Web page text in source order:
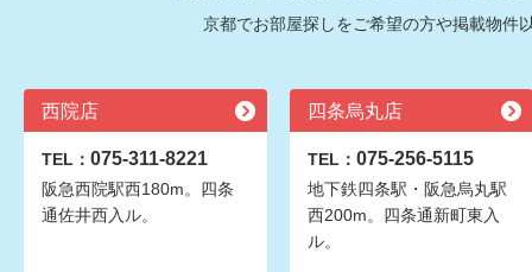
京都でお部屋探しをご希望の方や掲載物件
西院店
TEL： 075-311-8221
阪急西院駅西180m。四条
通佐井西入ル。
四条烏丸店
TEL： 075-256-5115
地下鉄四条駅・阪急烏丸駅
西200m。四条通新町東入
ル。